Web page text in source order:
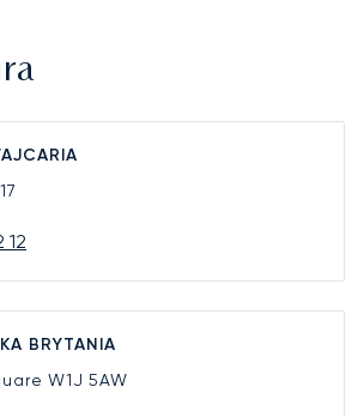
12
BRYTANIA
W1J 5AW